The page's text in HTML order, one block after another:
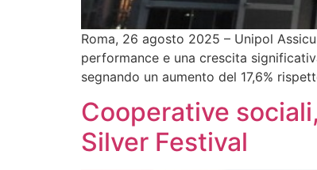
Roma, 26 agosto 2025 – Unipol
performance e una crescita
segnando un aumento del 17,6%
Cooperative
Silver Festival